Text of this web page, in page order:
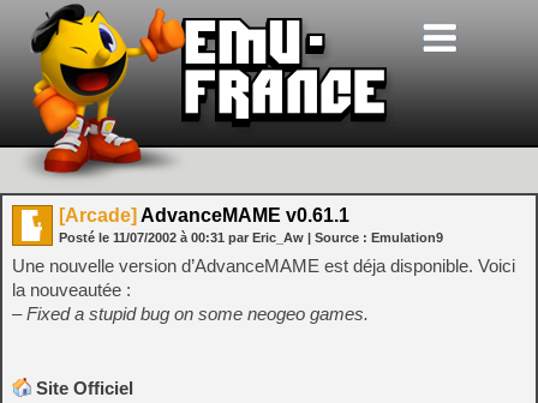
[Arcade] AdvanceMAME v0.61.1
Posté le 11/07/2002 à 00:31 par Eric_Aw | Source : Emulation9
Une nouvelle version d’AdvanceMAME est déja disponible. Voici
la nouveautée :
– Fixed a stupid bug on some neogeo games.
Site Officiel